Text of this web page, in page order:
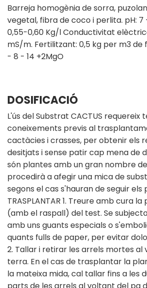
Barreja homogènia de sorra,
vegetal, fibra de coco i perlita. pH: 7
0,55-0,60 Kg/l Conductivitat
mS/m. Fertilitzant: 0,5 kg per m3 de
- 8 - 14 +2MgO
DOSIFICACIÓ
L'ús del Substrat CACTUS requereix
coneixements previs al
cactàcies i crasses, per obtenir els
desitjats i sense patir cap mena de
són plantes amb un gran nombre de
procedirà a afegir una mica de
segons el cas s'hauran de seguir els
TRASPLANTAR 1. Treure amb cura
(amb el raspall) del test. Se
amb uns guants especials o
quants fulls de paper, per evitar
2. Tallar i retirar les arrels mortes al
terra. En el cas de trasplantar la
la mateixa mida, cal tallar fins a les